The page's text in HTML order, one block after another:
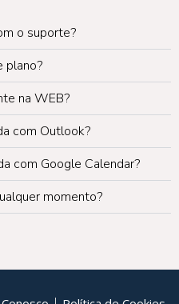
o suporte?
plano?
na WEB?
com Outlook?
com Google Calendar?
momento?